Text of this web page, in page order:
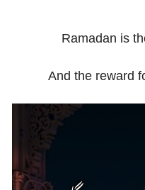
Ramadan is
And the reward